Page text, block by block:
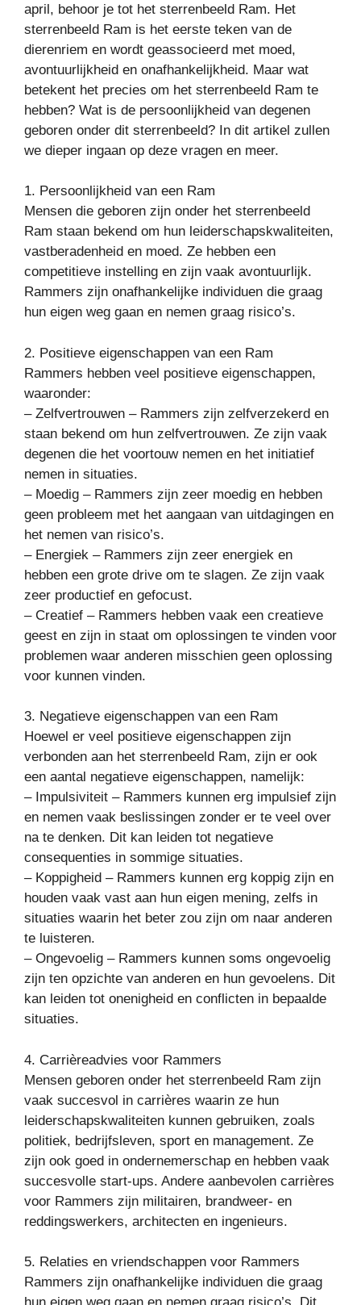
april, behoor je tot het sterrenbeeld Ram. Het
sterrenbeeld Ram is het eerste teken van de
dierenriem en wordt geassocieerd met moed,
avontuurlijkheid en onafhankelijkheid. Maar wat
betekent het precies om het sterrenbeeld Ram te
hebben? Wat is de persoonlijkheid van degenen
geboren onder dit sterrenbeeld? In dit artikel zullen
we dieper ingaan op deze vragen en meer.
1. Persoonlijkheid van een Ram
Mensen die geboren zijn onder het sterrenbeeld
Ram staan bekend om hun leiderschapskwaliteiten,
vastberadenheid en moed. Ze hebben een
competitieve instelling en zijn vaak avontuurlijk.
Rammers zijn onafhankelijke individuen die graag
hun eigen weg gaan en nemen graag risico’s.
2. Positieve eigenschappen van een Ram
Rammers hebben veel positieve eigenschappen,
waaronder:
– Zelfvertrouwen – Rammers zijn zelfverzekerd en
staan bekend om hun zelfvertrouwen. Ze zijn vaak
degenen die het voortouw nemen en het initiatief
nemen in situaties.
– Moedig – Rammers zijn zeer moedig en hebben
geen probleem met het aangaan van uitdagingen en
het nemen van risico’s.
– Energiek – Rammers zijn zeer energiek en
hebben een grote drive om te slagen. Ze zijn vaak
zeer productief en gefocust.
– Creatief – Rammers hebben vaak een creatieve
geest en zijn in staat om oplossingen te vinden voor
problemen waar anderen misschien geen oplossing
voor kunnen vinden.
3. Negatieve eigenschappen van een Ram
Hoewel er veel positieve eigenschappen zijn
verbonden aan het sterrenbeeld Ram, zijn er ook
een aantal negatieve eigenschappen, namelijk:
– Impulsiviteit – Rammers kunnen erg impulsief zijn
en nemen vaak beslissingen zonder er te veel over
na te denken. Dit kan leiden tot negatieve
consequenties in sommige situaties.
– Koppigheid – Rammers kunnen erg koppig zijn en
houden vaak vast aan hun eigen mening, zelfs in
situaties waarin het beter zou zijn om naar anderen
te luisteren.
– Ongevoelig – Rammers kunnen soms ongevoelig
zijn ten opzichte van anderen en hun gevoelens. Dit
kan leiden tot onenigheid en conflicten in bepaalde
situaties.
4. Carrièreadvies voor Rammers
Mensen geboren onder het sterrenbeeld Ram zijn
vaak succesvol in carrières waarin ze hun
leiderschapskwaliteiten kunnen gebruiken, zoals
politiek, bedrijfsleven, sport en management. Ze
zijn ook goed in ondernemerschap en hebben vaak
succesvolle start-ups. Andere aanbevolen carrières
voor Rammers zijn militairen, brandweer- en
reddingswerkers, architecten en ingenieurs.
5. Relaties en vriendschappen voor Rammers
Rammers zijn onafhankelijke individuen die graag